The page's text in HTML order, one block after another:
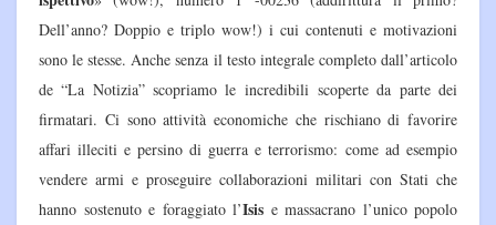
Dell’anno? Doppio e triplo wow!) i cui contenuti e motivazioni
sono le stesse. Anche senza il testo integrale completo dall’articolo
de “La Notizia” scopriamo le incredibili scoperte da parte dei
firmatari. Ci sono attività economiche che rischiano di favorire
affari illeciti e persino di guerra e terrorismo: come ad esempio
vendere armi e proseguire collaborazioni militari con Stati che
hanno sostenuto e foraggiato l’Isis e massacrano l’unico popolo